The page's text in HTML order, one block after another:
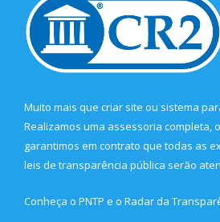
Muito mais que criar site ou sistema
Realizamos uma assessoria completa,
garantimos em contrato que todas as
leis de transparência pública serão
Conheça o PNTP e o Radar da